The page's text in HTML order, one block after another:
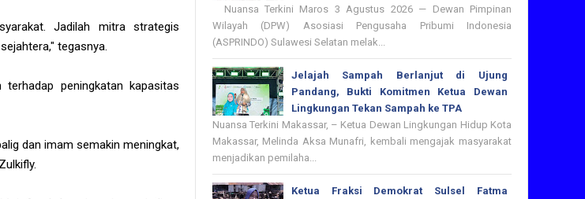
Jadilah mitra strategis
tegasnya.
peningkatan kapasitas
dan imam semakin meningkat,
Nuansa Terkini Maros 3 Agustus 2026 — Dewan Pimpinan
Wilayah (DPW) Asosiasi Pengusaha Pribumi Indonesia
(ASPRINDO) Sulawesi Selatan melak...
Jelajah Sampah Berlanjut di Ujung
Pandang, Bukti Komitmen Ketua Dewan
Lingkungan Tekan Sampah ke TPA
Nuansa Terkini Makassar, – Ketua Dewan Lingkungan Hidup Kota
Makassar, Melinda Aksa Munafri, kembali mengajak masyarakat
menjadikan pemilaha...
Ketua Fraksi Demokrat Sulsel Fatma